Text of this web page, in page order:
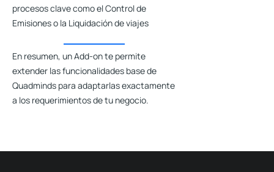
procesos clave como el Control de
Emisiones o la Liquidación de viajes
En resumen, un Add-on te permite
extender las funcionalidades base de
Quadminds para adaptarlas exactamente
a los requerimientos de tu negocio.